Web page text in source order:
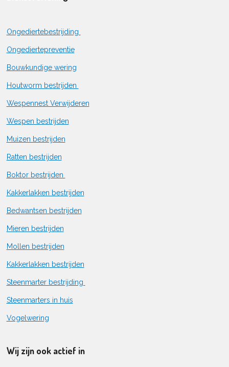
Ongediertebestrijding
Ongediertepreventie
Bouwkundige wering
Houtworm bestrijden
Wespennest Verwijderen
Wespen bestrijden
Muizen bestrijden
Ratten bestrijden
Boktor bestrijden
Kakkerlakken bestrijden
Bedwantsen bestrijden
Mieren bestrijden
Mollen bestrijden
Kakkerlakken bestrijden
Steenmarter bestrijding
Steenmarters in huis
Vogelwering
Wij zijn ook actief in